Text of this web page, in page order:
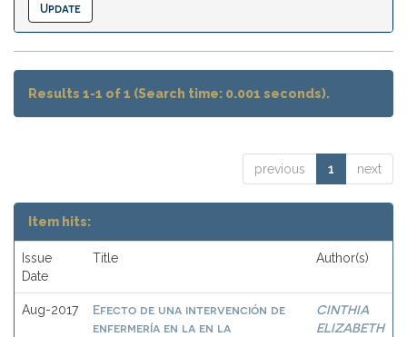
Results 1-1 of 1 (Search time: 0.001 seconds).
previous 1 next
Item hits:
Issue
Date
Title Author(s)
Aug-2017
Efecto de una intervención de
enfermería en la en la
CINTHIA
ELIZABETH